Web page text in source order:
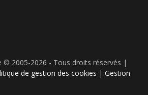
© 2005-2026 - Tous droits réservés |
de gestion des cookies | Gestion